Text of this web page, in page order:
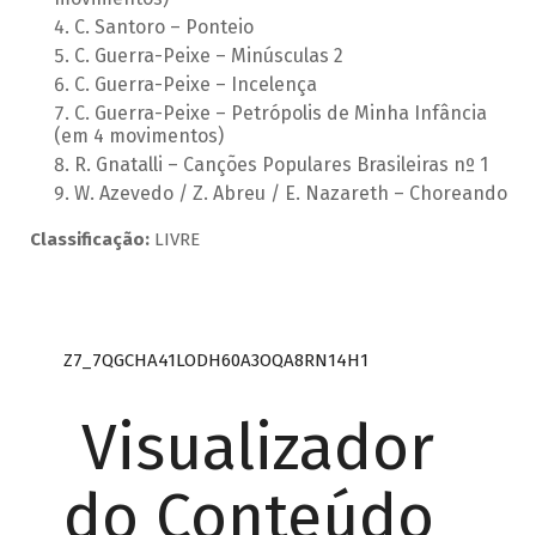
C. Santoro – Ponteio
C. Guerra-Peixe – Minúsculas 2
C. Guerra-Peixe – Incelença
C. Guerra-Peixe – Petrópolis de Minha Infância
(em 4 movimentos)
R. Gnatalli – Canções Populares Brasileiras nº 1
W. Azevedo / Z. Abreu / E. Nazareth – Choreando
Classificação:LIVRE
Z7_7QGCHA41LODH60A3OQA8RN14H1
Visualizador
do Conteúdo